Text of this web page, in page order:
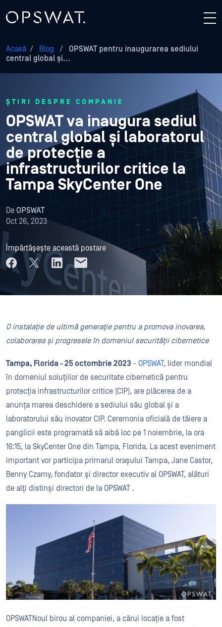
Acasă / Blog /
OPSWAT pentru inaugurarea sediului
central global și...
ȘTIRI DESPRE COMPANIE
OPSWAT va inaugura sediul
central global și laboratorul
de protecție a
infrastructurilor critice la
Tampa SkyCenter One
De OPSWAT
Oct 26, 2023
Împărtășește această postare
O instalație de ultimă generație pentru a promova inovarea,
colaborarea și progresele în domeniul securității cibernetice
Tampa, Florida - 25 octombrie 2023 - OPSWAT, lider mondial
în domeniul soluțiilor de securitate cibernetică pentru
protecția infrastructurilor critice (CIP), are plăcerea de a
anunța marea deschidere a sediului său global și a
laboratorului său inovator CIP. Ceremonia oficială de tăiere a
panglicii este programată să aibă loc pe 1 noiembrie, la ora
16:15, la SkyCenter One din Tampa, Florida. La acest eveniment
important vor participa primarul orașului Tampa, Jane Castor,
Benny Czarny, fondator și director executiv al OPSWAT, alături
de alți distinși directori de la OPSWAT .
OPSWATNoul birou al companiei, a cărui locație a fost